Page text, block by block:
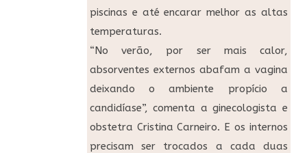
piscinas e até encarar melhor as altas
temperaturas.
“No verão, por ser mais calor,
absorventes externos abafam a vagina
deixando o ambiente propício a
candidíase”, comenta a ginecologista e
obstetra Cristina Carneiro. E os internos
precisam ser trocados a cada duas